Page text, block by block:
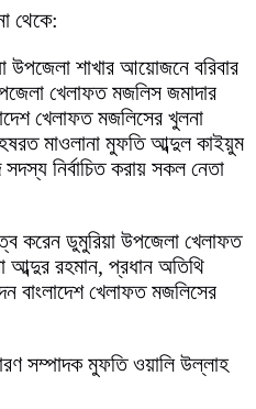
থেকে:
উপজেলা শাখার আয়োজনে ‌বরিবার
খেলাফত মজলিস জমাদার
খেলাফত মজলিসের খুলনা
মাওলানা মুফতি আব্দুল কাইয়ুম
নির্বাচিত করায় সকল নেতা
করেন ডুমুরিয়া উপজেলা খেলাফত
আব্দুর রহমান, প্রধান অতিথি
বাংলাদেশ খেলাফত মজলিসের
সম্পাদক মুফতি ওয়ালি উল্লাহ